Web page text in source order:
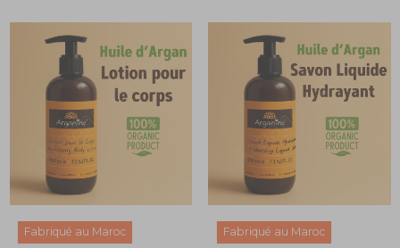
Fabriqué au Maroc Fabriqué au Maroc